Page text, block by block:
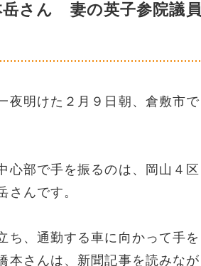
さん 妻の英子参院議員
夜明けた２月９日朝、倉敷市で
心部で手を振るのは、岡山４区
んです。
ち、通勤する車に向かって手を
本さんは、新聞記事を読みなが